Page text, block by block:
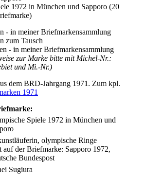
1972 in München und Sapporo (20
zur Marke bitte mit Michel-Nr.:
und Mi.-Nr.)
dem BRD-Jahrgang 1971. Zum kpl.
1971
Spiele 1972 in München und
olympische Ringe
auf der Briefmarke: Sapporo 1972,
Bundespost
Sugiura